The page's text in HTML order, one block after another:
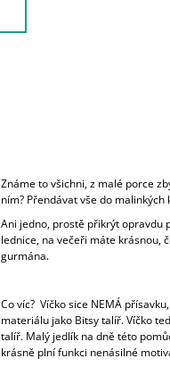
Známe to všichni, z malé porce
ním? Přendávat vše do malinkých
Ani jedno, prostě přikrýt opravdu
lednice, na večeři máte krásnou,
gurmána.
Co víc? Víčko sice NEMÁ
materiálu jako Bitsy talíř. Víčko
talíř. Malý jedlík na dně této
krásně plní funkci nenásilné